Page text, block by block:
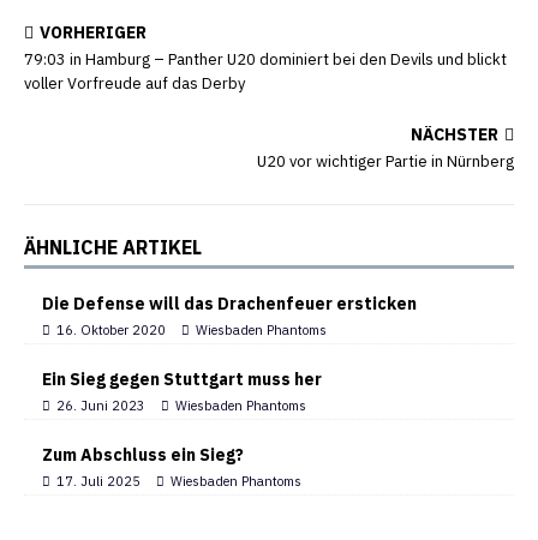
VORHERIGER
79:03 in Hamburg – Panther U20 dominiert bei den Devils und blickt
voller Vorfreude auf das Derby
NÄCHSTER
U20 vor wichtiger Partie in Nürnberg
ÄHNLICHE ARTIKEL
Die Defense will das Drachenfeuer ersticken
16. Oktober 2020 Wiesbaden Phantoms
Ein Sieg gegen Stuttgart muss her
26. Juni 2023 Wiesbaden Phantoms
Zum Abschluss ein Sieg?
17. Juli 2025 Wiesbaden Phantoms